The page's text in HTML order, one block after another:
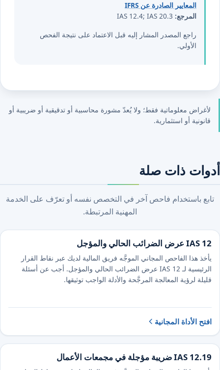
المعايير الصادرة عن IFRS
المرجع:
راجع المصدر المشار إليه قبل الاعتماد على نتيجة الفحص
الأولي.
لأغراض معلوماتية فقط؛ ولا يُعدّ مشورة محاسبية أو تدقيقية أو ضريبية أو
قانونية أو استثمارية.
أدوات ذات صلة
تابع باستخدام فاحص آخر في التخصص نفسه أو تعرّف على الخدمة
المهنية المرتبطة.
IAS 12 عرض الضرائب الحالي والمؤجل
يأخذ هذا الفاحص المجاني الموجَّه فريق المالية لديك عبر نقاط القرار
الرئيسية لـ IAS 12 عرض الضرائب الحالي والمؤجل. أجب عن أسئلة
قليلة لرؤية المعالجة المرجَّحة والأدلة الواجب توثيقها.
افتح الأداة المجانية
IAS 12.19 ضريبة مؤجلة في مجمعات الأعمال